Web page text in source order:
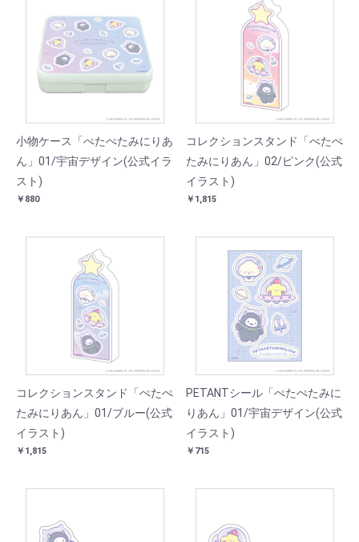
小物ケース「ぺたぺたみにりあ
ん」01/宇宙デザイン(公式イラ
スト)
￥880
コレクションスタンド「ぺたぺ
たみにりあん」02/ピンク(公式
イラスト)
￥1,815
コレクションスタンド「ぺたぺ
たみにりあん」01/ブルー(公式
イラスト)
￥1,815
PETANTシール「ぺたぺたみに
りあん」01/宇宙デザイン(公式
イラスト)
￥715